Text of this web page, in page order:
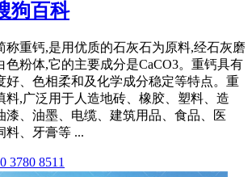
狗百科
称重钙,是用优质的石灰石为原料,经石灰磨
色粉体,它的主要成分是CaCO3。重钙具有
好、色相柔和及化学成分稳定等特点。重
料,广泛用于人造地砖、橡胶、塑料、造
漆、油墨、电缆、建筑用品、食品、医
料、牙膏等 ...
3780 8511